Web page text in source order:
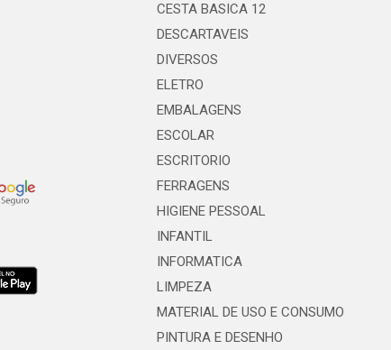
CESTA BASICA 12
DESCARTAVEIS
DIVERSOS
ELETRO
EMBALAGENS
ESCOLAR
ESCRITORIO
FERRAGENS
HIGIENE PESSOAL
INFANTIL
INFORMATICA
LIMPEZA
MATERIAL DE USO E CONSUMO
PINTURA E DESENHO